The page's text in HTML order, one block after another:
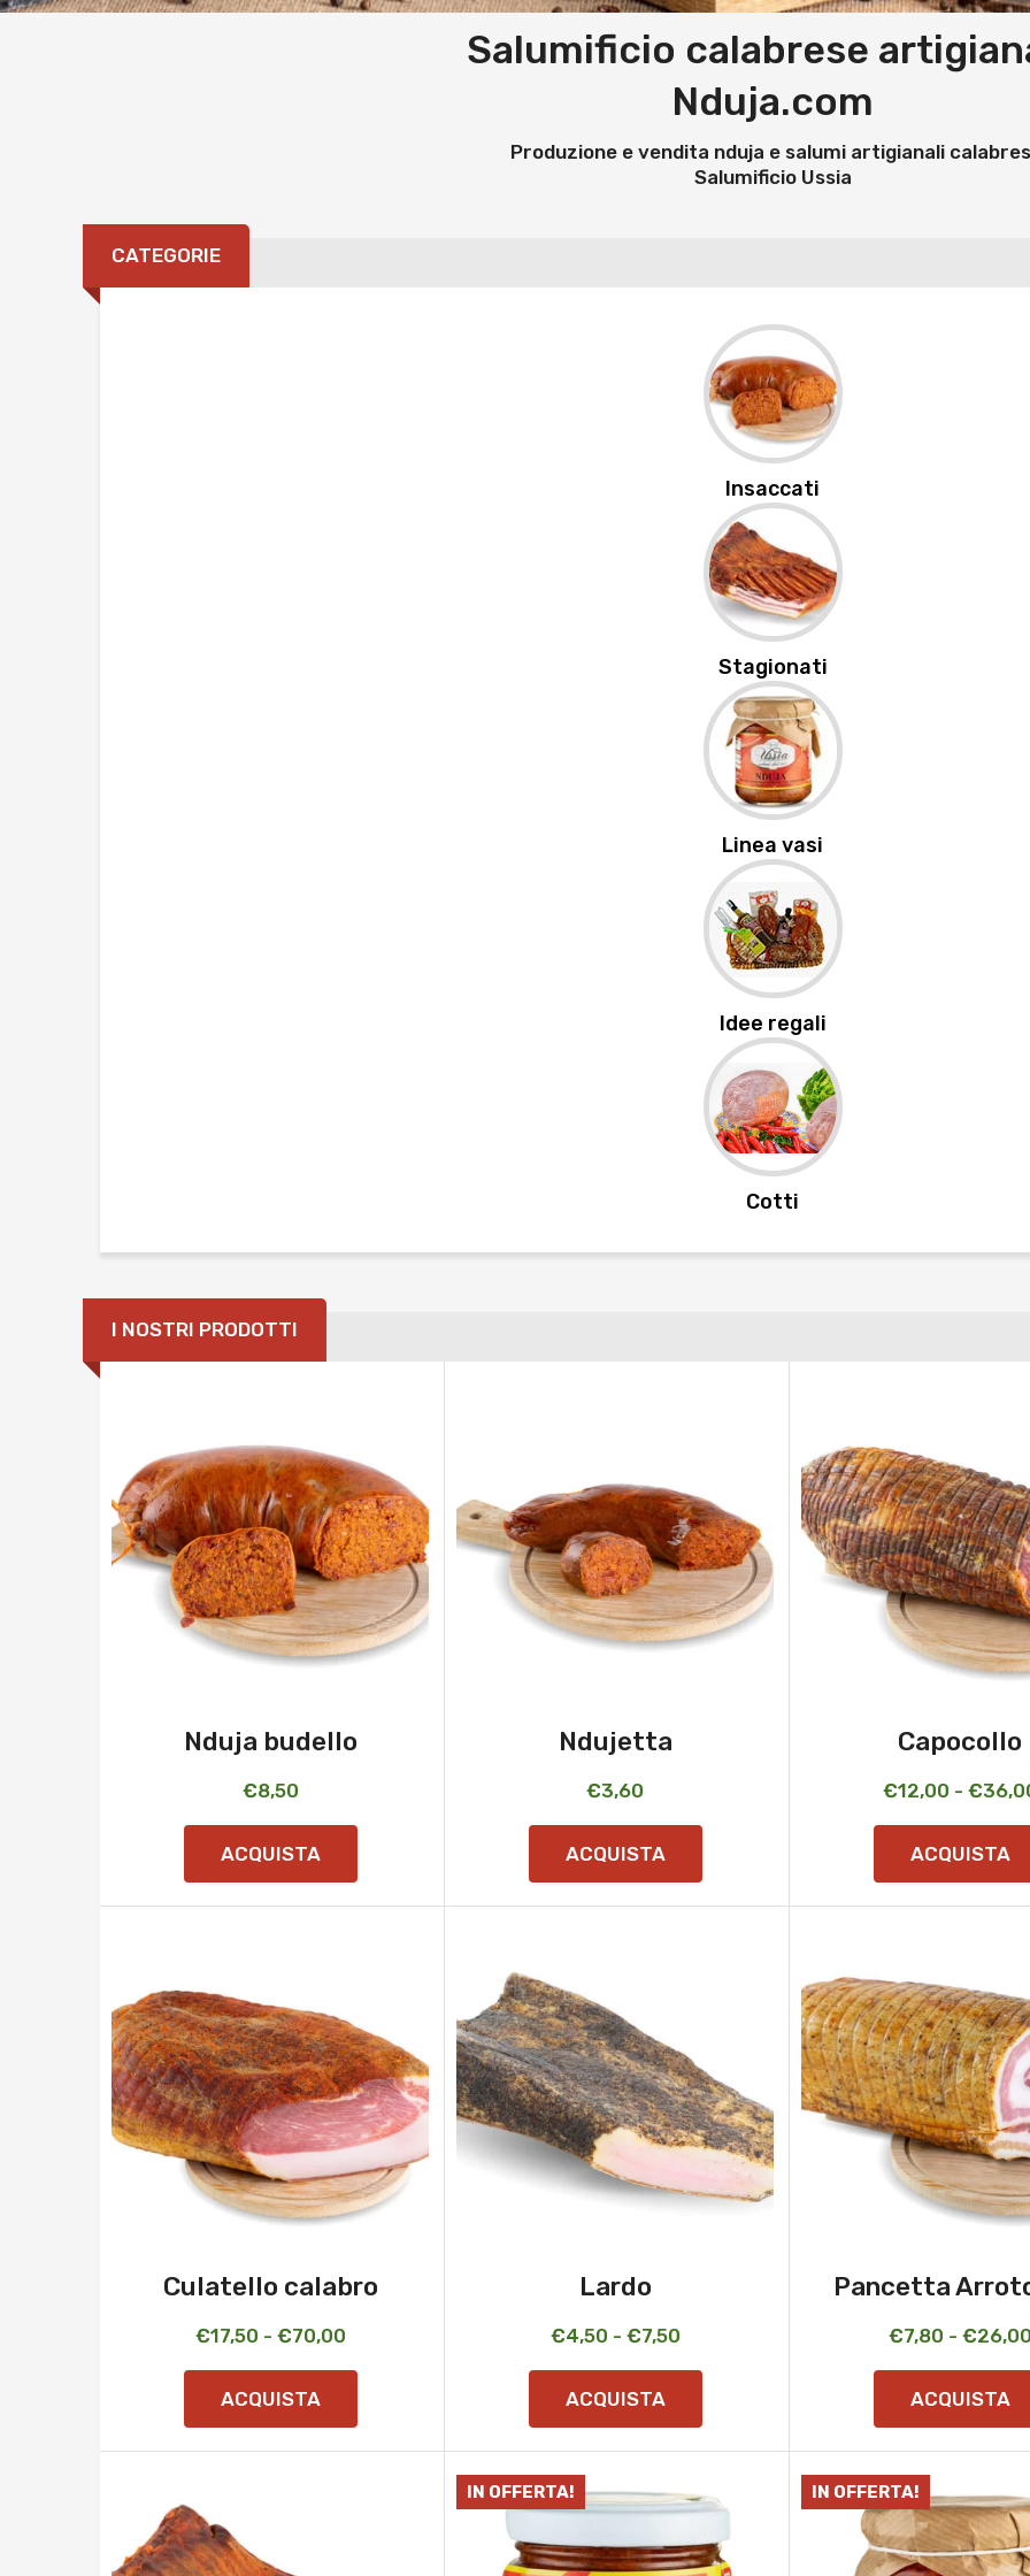
Salumificio calabrese
Nduja.com
Produzione e vendita nduja e salumi artigianali
Salumificio Ussia
CATEGORIE
Insaccati
Stagionati
Linea vasi
Idee regali
Cotti
I NOSTRI PRODOTTI
Nduja budello
€8,50
ACQUISTA
Ndujetta
€3,60
ACQUISTA
Capocollo
€12,00 - €
ACQUISTA
Culatello calabro
€17,50 - €70,00Fascia
di
ACQUISTA
Lardo
€4,50 - €7,50Fascia
di
a
€7,50
ACQUISTA
Pancetta
€7,80 - €26,00
ACQUISTA
IN OFFERTA! IN OFFERTA!